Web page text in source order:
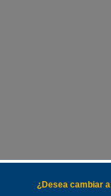
¿Desea cambiar